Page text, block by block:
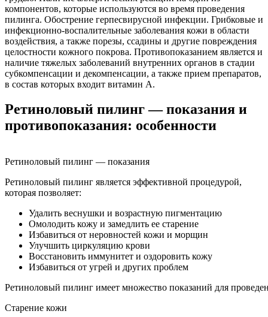
компонентов, которые используются во время проведения
пилинга. Обострение герпесвирусной инфекции. Грибковые и
инфекционно-воспалительные заболевания кожи в области
воздействия, а также порезы, ссадины и другие повреждения
целостности кожного покрова. Противопоказанием является и
наличие тяжелых заболеваний внутренних органов в стадии
субкомпенсации и декомпенсации, а также прием препаратов,
в состав которых входит витамин А.
Ретиноловый пилинг — показания и
противопоказания: особенности
Ретиноловый пилинг — показания
Ретиноловый пилинг является эффективной процедурой,
которая позволяет:
Удалить веснушки и возрастную пигментацию
Омолодить кожу и замедлить ее старение
Избавиться от неровностей кожи и морщин
Улучшить циркуляцию крови
Восстановить иммунитет и оздоровить кожу
Избавиться от угрей и других проблем
Ретиноловый пилинг имеет множество показаний для
Старение кожи